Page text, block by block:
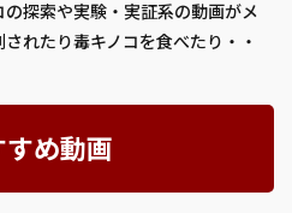
探索や実験・実証系の動画がメ
れたり毒キノコを食べたり・・
すめ動画